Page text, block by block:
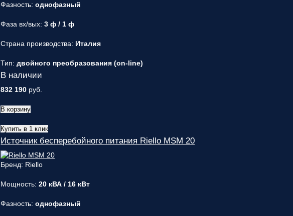
Фазность:однофазный
Фаза вх/вых:3 ф / 1 ф
Страна производства: Италия
Тип:двойного преобразования (on-line)
В наличии
832 190 руб.
В корзину
Купить в 1 клик
Источник бесперебойного питания Riello MSM 20
Бренд: Riello
Мощность:20 кВА / 16 кВт
Фазность:однофазный